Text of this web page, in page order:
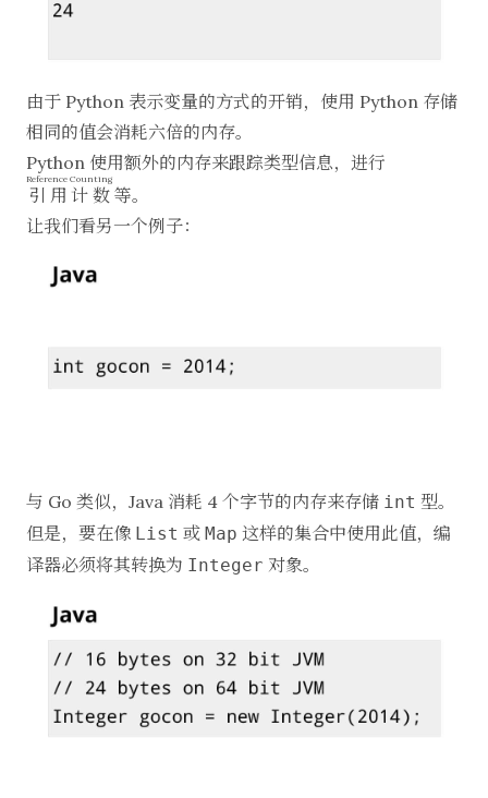
由于 Python 表示变量的方式的开销，使用 Python 存储
相同的值会消耗六倍的内存。
Python 使用额外的内存来跟踪类型信息，进行
引用计数
Reference Counting
等。
让我们看另一个例子：
与 Go 类似，Java 消耗 4 个字节的内存来存储 int 型。
但是，要在像 List 或 Map 这样的集合中使用此值，编
译器必须将其转换为 Integer 对象。